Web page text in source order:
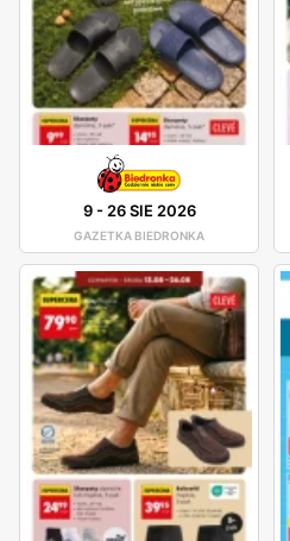
9- 26 SIE 2026
GAZETKA BIEDRONKA